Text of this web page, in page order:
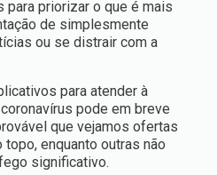
priorizar o que é mais
de simplesmente
ou se distrair com a
para atender à
pode em breve
que vejamos ofertas
enquanto outras não
significativo.